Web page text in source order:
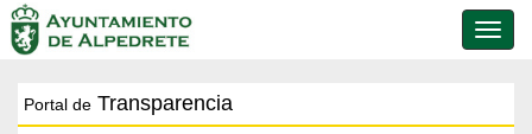
de
Portal de Transparencia